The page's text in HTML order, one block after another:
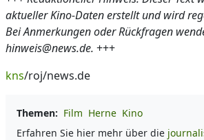
aktueller Kino-Daten erstellt und wird
Bei Anmerkungen oder Rückfragen
hinweis@news.de. +++
kns/roj/news.de
Themen: Film Herne Kino
Erfahren Sie hier mehr über die